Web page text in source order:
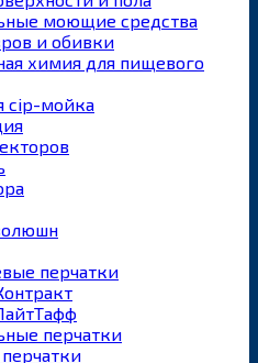
моющие средства
и обивки
химия для пищевого
cip-мойка
перчатки
перчатки